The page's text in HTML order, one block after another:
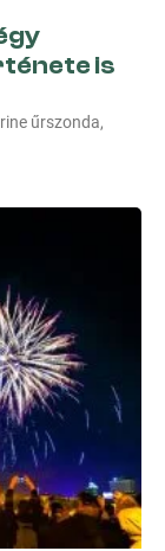
is
űrszonda,